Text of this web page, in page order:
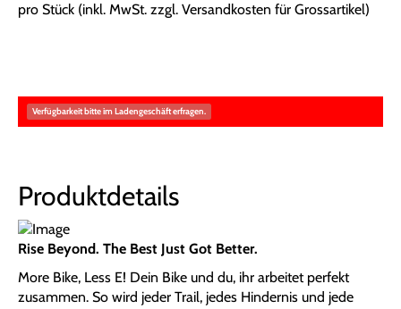
pro Stück (inkl. MwSt. zzgl. Versandkosten für Grossartikel)
Verfügbarkeit bitte im Ladengeschäft erfragen.
Produktdetails
Rise Beyond. The Best Just Got Better.
More Bike, Less E! Dein Bike und du, ihr arbeitet perfekt
zusammen. So wird jeder Trail, jedes Hindernis und jede